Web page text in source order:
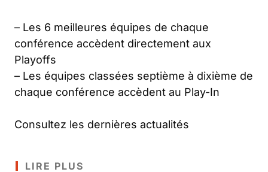
– Les 6 meilleures équipes de chaque
conférence accèdent directement aux
Playoffs
– Les équipes classées septième à dixième de
chaque conférence accèdent au Play-In
Consultez les dernières actualités
LIRE PLUS